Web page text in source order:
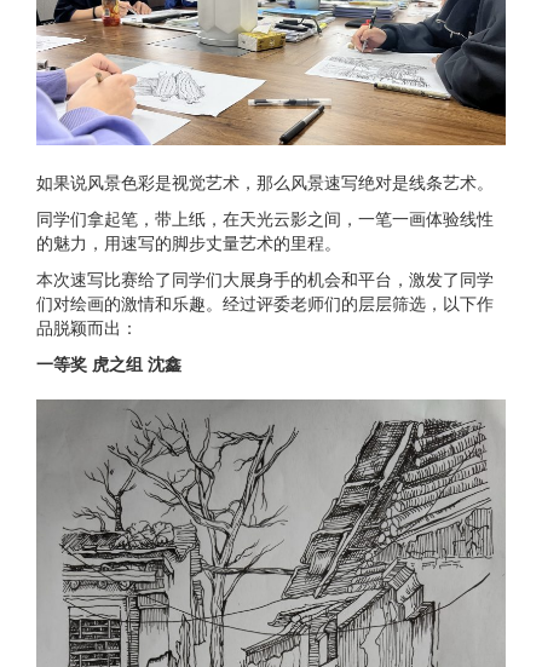
如果说风景色彩是视觉艺术，那么风景速写绝对是线条艺术。
同学们拿起笔，带上纸，在天光云影之间，一笔一画体验线性
的魅力，用速写的脚步丈量艺术的里程。
本次速写比赛给了同学们大展身手的机会和平台，激发了同学
们对绘画的激情和乐趣。经过评委老师们的层层筛选，以下作
品脱颖而出：
一等奖 虎之组 沈鑫